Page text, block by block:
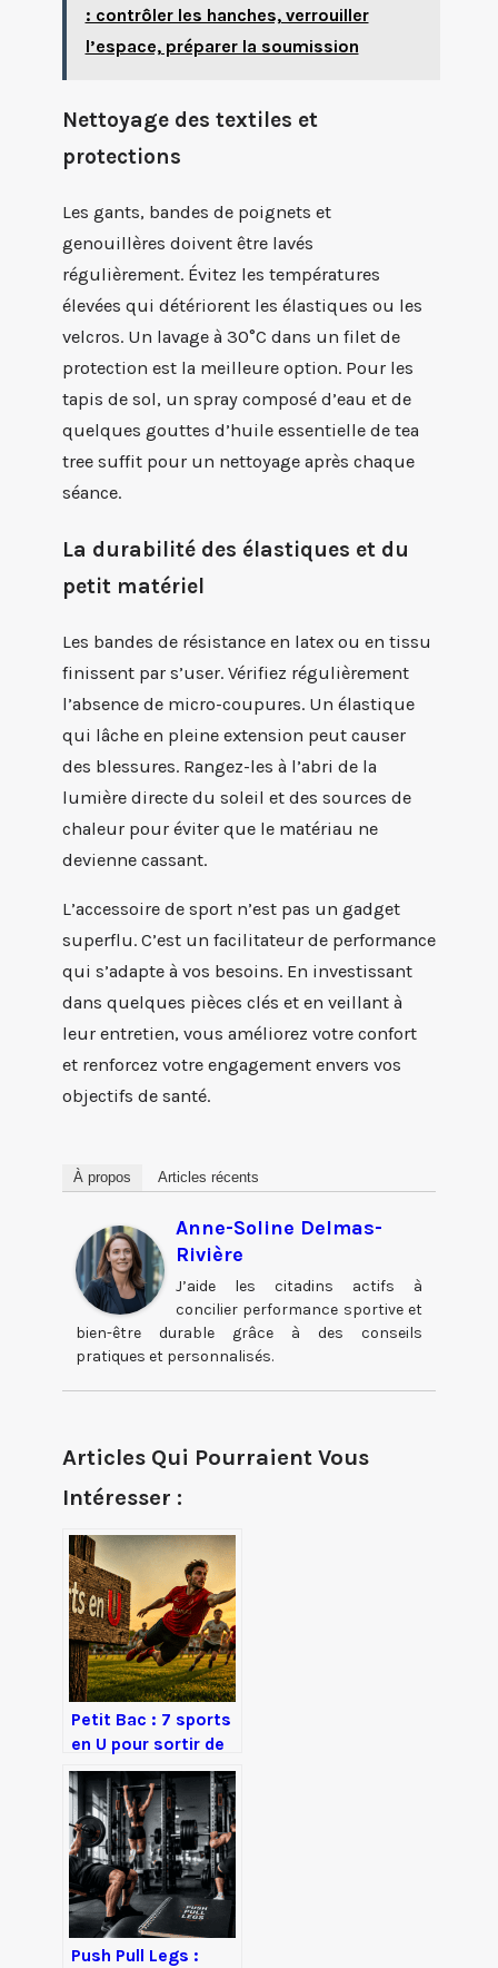
: contrôler les hanches, verrouiller
l’espace, préparer la soumission
Nettoyage des textiles et
protections
Les gants, bandes de poignets et
genouillères doivent être lavés
régulièrement. Évitez les températures
élevées qui détériorent les élastiques ou les
velcros. Un lavage à 30°C dans un filet de
protection est la meilleure option. Pour les
tapis de sol, un spray composé d’eau et de
quelques gouttes d’huile essentielle de tea
tree suffit pour un nettoyage après chaque
séance.
La durabilité des élastiques et du
petit matériel
Les bandes de résistance en latex ou en tissu
finissent par s’user. Vérifiez régulièrement
l’absence de micro-coupures. Un élastique
qui lâche en pleine extension peut causer
des blessures. Rangez-les à l’abri de la
lumière directe du soleil et des sources de
chaleur pour éviter que le matériau ne
devienne cassant.
L’accessoire de sport n’est pas un gadget
superflu. C’est un facilitateur de performance
qui s’adapte à vos besoins. En investissant
dans quelques pièces clés et en veillant à
leur entretien, vous améliorez votre confort
et renforcez votre engagement envers vos
objectifs de santé.
À propos Articles récents
Anne-Soline Delmas-
Rivière
J’aide les citadins actifs à
concilier performance sportive et
bien-être durable grâce à des conseils
pratiques et personnalisés.
Articles Qui Pourraient Vous
Intéresser :
Petit Bac : 7 sports
en U pour sortir de
l’impasse et
marquer des points
Push Pull Legs :